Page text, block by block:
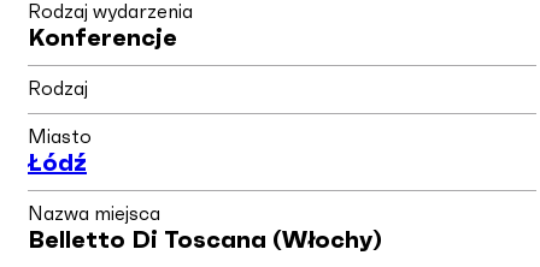
Rodzaj wydarzenia
Konferencje
Rodzaj
Miasto
Łódź
Nazwa miejsca
Belletto Di Toscana (Włochy)